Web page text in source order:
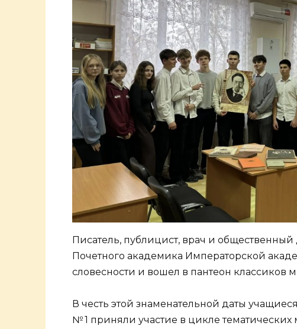
Писатель, публицист, врач и общественный
Почетного академика Императорской
словесности и вошел в пантеон классиков
В честь этой знаменательной даты
№ 1 приняли участие в цикле